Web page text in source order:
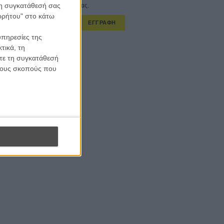
συγκατάθεσή σας
στο κάτω
της
τη
τη συγκατάθεσή
σκοπούς που
εβδομαδιαίο newsletter μας.
ΕΓΓΡΑΦΗ
λαμβάνω τα newsletter σας.